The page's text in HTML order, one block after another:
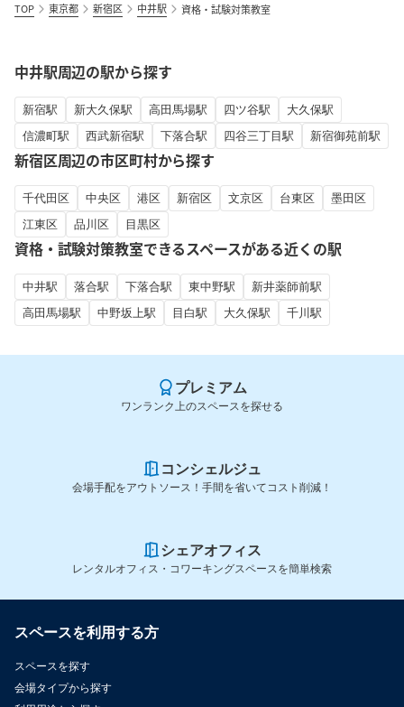
TOP 東京都 新宿区 中井駅 資格・試験対策教室
中井駅周辺の駅から探す
新宿駅 新大久保駅 高田馬場駅 四ツ谷駅
大久保駅
信濃町駅
西武新宿駅 下落合駅 四谷三丁目駅 新宿御苑前駅
新宿区周辺の市区町村から探す
千代田区 中央区 港区 新宿区 文京区 台東区
墨田区
江東区
品川区 目黒区
資格・試験対策教室できるスペースがある近くの駅
中井駅 落合駅 下落合駅 東中野駅
新井薬師前駅
高田馬場駅
中野坂上駅 目白駅 大久保駅 千川駅
プレミアム
ワンランク上のスペースを探せる
コンシェルジュ
会場手配をアウトソース！手間を省いてコスト削減！
シェアオフィス
レンタルオフィス・コワーキングスペースを簡単検索
スペースを利用する方
スペースを探す
会場タイプから探す